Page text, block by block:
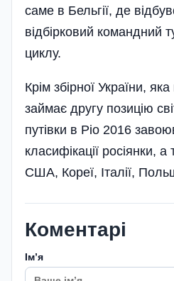
саме в Бельгії, де
відбірковий командний
циклу­.
Крім збірної України,
займає другу позицію
путівки в Ріо 2016
класифікації росіянки, а
США, Кореї, Італії,
Коментарі
Імʼя